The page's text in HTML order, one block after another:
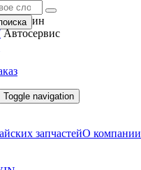
Магазин
Автосервис
Toggle navigation
запчастейО компании